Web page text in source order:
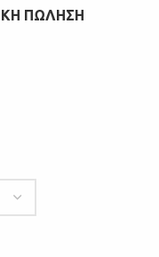
ΠΩΛΗΣΗ